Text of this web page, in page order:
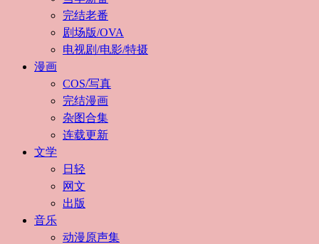
完结老番
剧场版/OVA
电视剧/电影/特摄
漫画
COS/写真
完结漫画
杂图合集
连载更新
文学
日轻
网文
出版
音乐
动漫原声集